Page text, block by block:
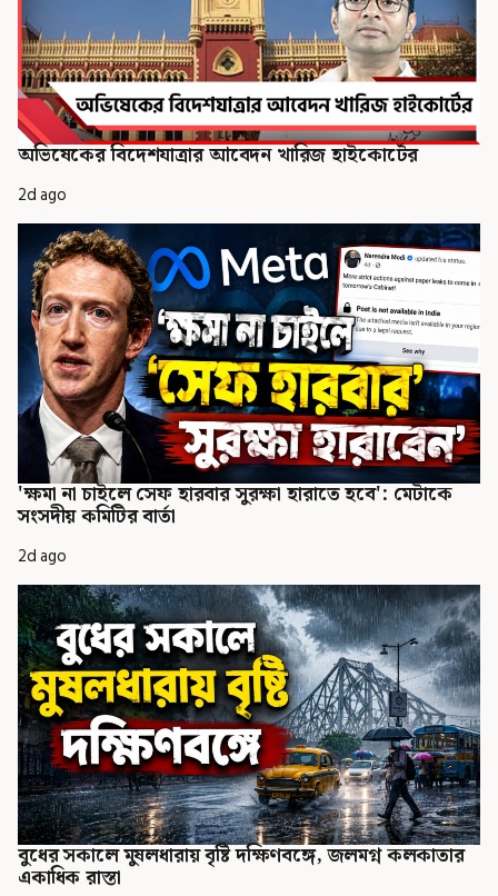
অভিষেকের বিদেশযাত্রার আবেদন খারিজ হাইকোর্টের
2d ago
'ক্ষমা না চাইলে সেফ হারবার সুরক্ষা হারাতে হবে': মেটাকে
সংসদীয় কমিটির বার্তা
2d ago
বুধের সকালে মুষলধারায় বৃষ্টি দক্ষিণবঙ্গে, জলমগ্ন কলকাতার
একাধিক রাস্তা